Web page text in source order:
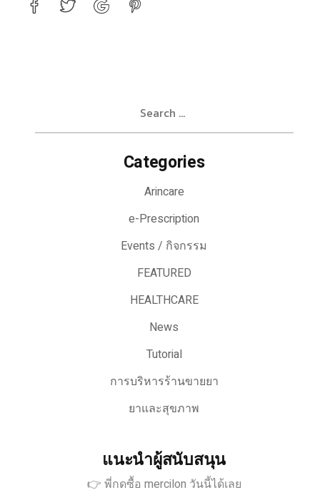
Categories
Arincare
e-Prescription
Events / กิจกรรม
FEATURED
HEALTHCARE
News
Tutorial
การบริหารร้านขายยา
ยาและสุขภาพ
แนะนำผู้สนับสนุน
👉 พี่กดซื้อ mercilon วันนี้ได้เลย